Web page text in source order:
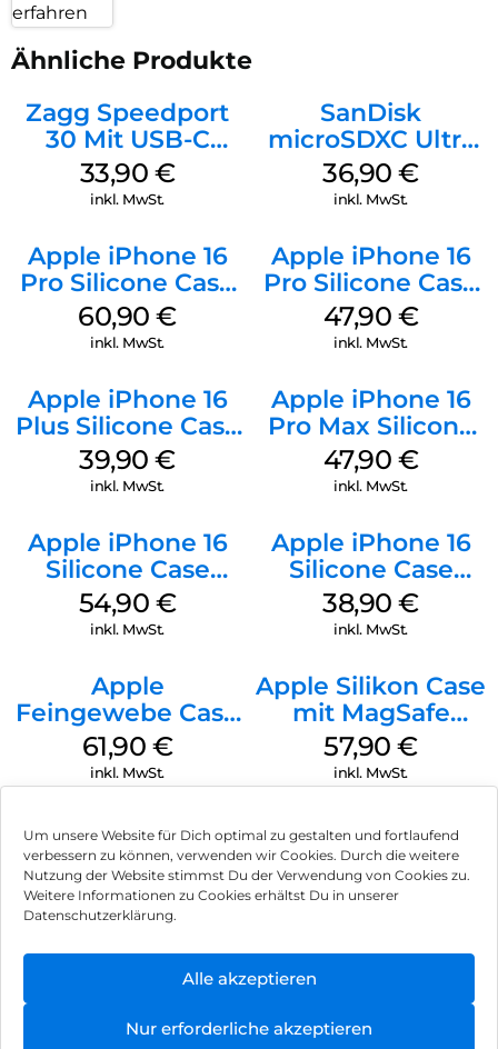
Um unsere Website für Dich optimal zu gestalten und fortlaufend
verbessern zu können, verwenden wir Cookies. Durch die weitere
Nutzung der Website stimmst Du der Verwendung von Cookies zu.
Weitere Informationen zu Cookies erhältst Du in unserer
Datenschutzerklärung.
Alle akzeptieren
Nur erforderliche akzeptieren
erfahren
Ähnliche Produkte
Zagg Speedport
30 Mit USB-C
Kabel Weiß
33,90 €
inkl. MwSt.
SanDisk
microSDXC Ultra
128 GB + Adapter
Mobile
36,90€
inkl. MwSt.
Apple iPhone 16
Pro Silicone Case
MagSafe Stone
Gray
60,90€
inkl. MwSt.
Apple iPhone 16
Pro Silicone Case
MagSafe Denim
47,90 €
inkl. MwSt.
Apple iPhone 16
Plus Silicone Case
MagSafe Plum
39,90€
inkl. MwSt.
Apple iPhone 16
Pro Max Silicone
Case MagSafe
Black
47,90 €
inkl. MwSt.
Apple iPhone 16
Silicone Case
MagSafe Lake
Green
54,90 €
inkl. MwSt.
Apple iPhone 16
Silicone Case
MagSafe
Ultramarine
38,90€
inkl. MwSt.
Apple
Feingewebe Case
iPhone 15 Pro
MagSafe Schwarz
61,90 €
inkl. MwSt.
Apple Silikon Case
mit MagSafe
iPhone 14 Pro
(PRODUCT)RED
57,90€
inkl. MwSt.
Impressum